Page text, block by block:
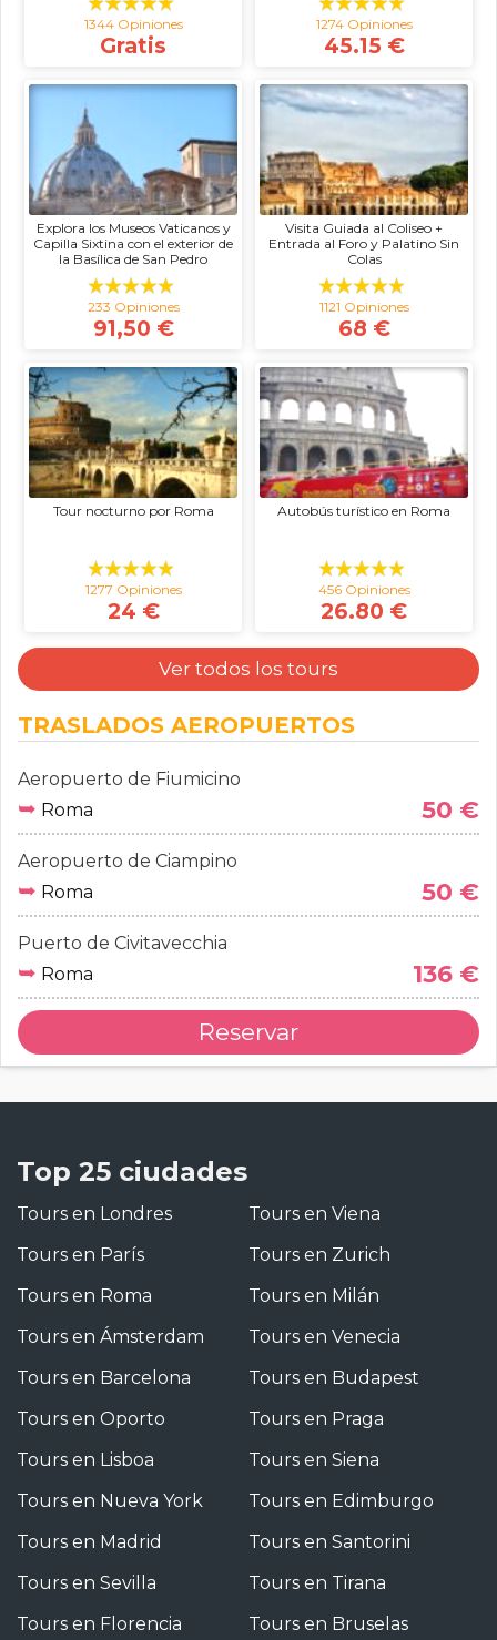
1344 Opiniones
Gratis
1274 Opiniones
45.15 €
Explora los Museos Vaticanos y
Capilla Sixtina con el exterior de
la Basílica de San Pedro
233 Opiniones
91,50 €
Visita Guiada al Coliseo +
Entrada al Foro y Palatino Sin
Colas
1121 Opiniones
68 €
Tour nocturno por Roma
1277 Opiniones
24 €
Autobús turístico en Roma
456 Opiniones
26.80 €
Ver todos los tours
TRASLADOS AEROPUERTOS
Aeropuerto de Fiumicino
➥ Roma 50 €
Aeropuerto de Ciampino
➥ Roma 50 €
Puerto de Civitavecchia
➥ Roma 136 €
Reservar
Top 25 ciudades
Tours en Londres
Tours en París
Tours en Roma
Tours en Ámsterdam
Tours en Barcelona
Tours en Oporto
Tours en Lisboa
Tours en Nueva York
Tours en Madrid
Tours en Sevilla
Tours en Florencia
Tours en Viena
Tours en Zurich
Tours en Milán
Tours en Venecia
Tours en Budapest
Tours en Praga
Tours en Siena
Tours en Edimburgo
Tours en Santorini
Tours en Tirana
Tours en Bruselas